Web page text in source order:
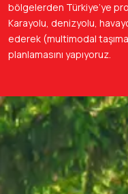
bölgelerden Türkiye’ye
Karayolu, denizyolu,
ederek (multimodal
planlamasını yapıyoruz.